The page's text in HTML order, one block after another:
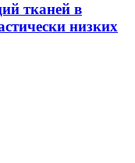
тканей в
низких